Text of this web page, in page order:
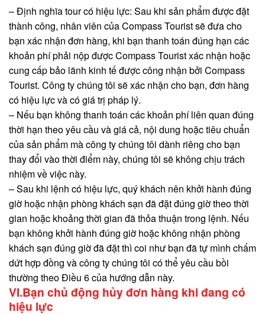
– Định nghĩa tour có hiệu lực: Sau khi sản phẩm được đặt
thành công, nhân viên của Compass Tourist sẽ đưa cho
bạn xác nhận đơn hàng, khi bạn thanh toán đúng hạn các
khoản phí phải nộp được Compass Tourist xác nhận hoặc
cung cấp bảo lãnh kinh tế được công nhận bởi Compass
Tourist. Công ty chúng tôi sẽ xác nhận cho bạn, đơn hàng
có hiệu lực và có giá trị pháp lý.
– Nếu bạn không thanh toán các khoản phí liên quan đúng
thời hạn theo yêu cầu và giá cả, nội dung hoặc tiêu chuẩn
của sản phẩm mà công ty chúng tôi dành riêng cho bạn
thay đổi vào thời điểm này, chúng tôi sẽ không chịu trách
nhiệm về việc này.
– Sau khi lệnh có hiệu lực, quý khách nên khởi hành đúng
giờ hoặc nhận phòng khách sạn đã đặt đúng giờ theo thời
gian hoặc khoảng thời gian đã thỏa thuận trong lệnh. Nếu
bạn không khởi hành đúng giờ hoặc không nhận phòng
khách sạn đúng giờ đã đặt thì coi như bạn đã tự mình chấm
dứt hợp đồng và công ty chúng tôi có thể yêu cầu bồi
thường theo Điều 6 của hướng dẫn này.
VI.Bạn chủ động hủy đơn hàng khi đang có
hiệu lực